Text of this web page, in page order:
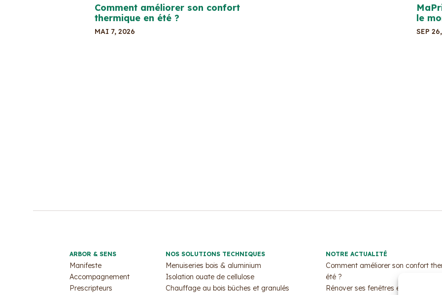
Comment améliorer son confort
thermique en été ?
MAI 7, 2026
le
SEP
ARBOR & SENS
Manifeste
Accompagnement
Prescripteurs
NOS SOLUTIONS TECHNIQUES
Menuiseries bois & aluminium
Isolation ouate de cellulose
Chauffage au bois bûches et granulés
NOTRE ACTUALITÉ
Comment améliorer son confort
été ?
Rénover ses fenêtres et sa porte